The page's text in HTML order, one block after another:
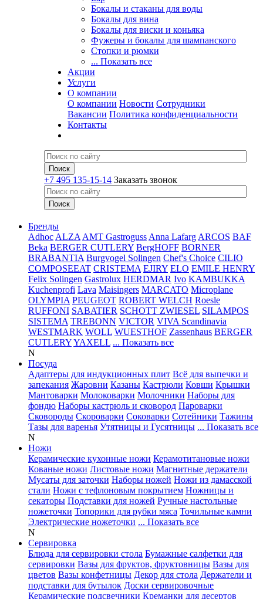
Бокалы и стаканы для воды
Бокалы для вина
Бокалы для виски и коньяка
Фужеры и бокалы для шампанского
Стопки и рюмки
... Показать все
Акции
Услуги
О компании
О компании Новости Сотрудники
Вакансии Политика конфиденциальности
Контакты
+7 495 135-15-14 Заказать звонок
Бренды
Adhoc ALZA AMT Gastroguss Anna Lafarg ARCOS BAF
Beka BERGER CUTLERY BergHOFF BORNER
BRABANTIA Burgvogel Solingen Chef's Choice CILIO
COMPOSEEAT CRISTEMA EJIRY ELO EMILE HENRY
Felix Solingen Gastrolux HERDMAR Ivo KAMBUKKA
Kuchenprofi Lava Maisingers MARCATO Microplane
OLYMPIA PEUGEOT ROBERT WELCH Roesle
RUFFONI SABATIER SCHOTT ZWIESEL SILAMPOS
SISTEMA TREBONN VICTOR VIVA Scandinavia
WESTMARK WOLL WUESTHOF Zassenhaus BERGER
CUTLERYYAXELL ... Показать все
N
Посуда
Адаптеры для индукционных плит Всё для выпечки и
запекания Жаровни Казаны Кастрюли Ковши Крышки
Мантоварки Молоковарки Молочники Наборы для
фондю Наборы кастрюль и сковород Пароварки
Сковороды Скороварки Соковарки Сотейники Тажины
Тазы для варенья Утятницы и Гусятницы ... Показать все
N
Ножи
Керамические кухонные ножи Керамотитановые ножи
Кованые ножи Листовые ножи Магнитные держатели
Мусаты для заточки Наборы ножей Ножи из дамасской
стали Ножи с тефлоновым покрытием Ножницы и
секаторы Подставки для ножей Ручные настольные
ножеточки Топорики для рубки мяса Точильные камни
Электрические ножеточки ... Показать все
N
Сервировка
Блюда для сервировки стола Бумажные салфетки для
сервировки Вазы для фруктов, фруктовницы Вазы для
цветов Вазы конфетницы Декор для стола Держатели и
подставки для бутылок Доски сервировочные
Керамические подсвечники Креманки для десертов